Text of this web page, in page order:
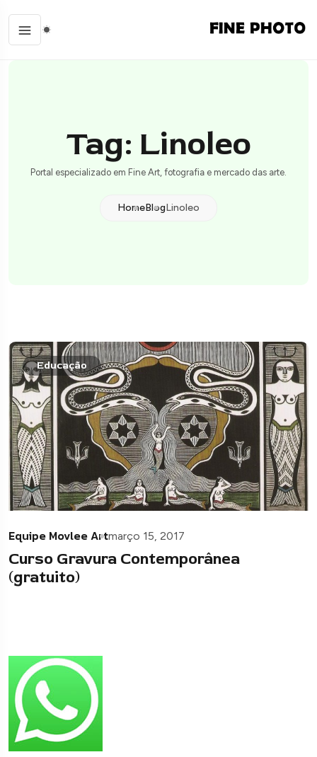
Tag: Linoleo
Portal especializado em Fine Art, fotografia e mercado das arte.
HomeBlogLinoleo
Educação
Equipe Movlee Artmarço 15, 2017
Curso Gravura Contemporânea
(gratuito)